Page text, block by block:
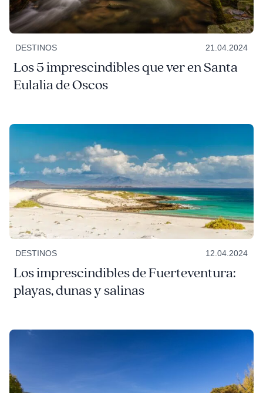
DESTINOS 21.04.2024
Los 5 imprescindibles que ver en Santa
Eulalia de Oscos
DESTINOS 12.04.2024
Los imprescindibles de Fuerteventura:
playas, dunas y salinas